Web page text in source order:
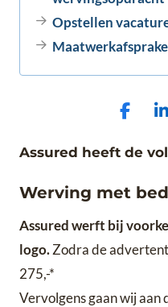
Opstellen
Assured heeft de
Werving met
Assured werft bij
logo.Zodra de
275,-*
Vervolgens gaan wij aan